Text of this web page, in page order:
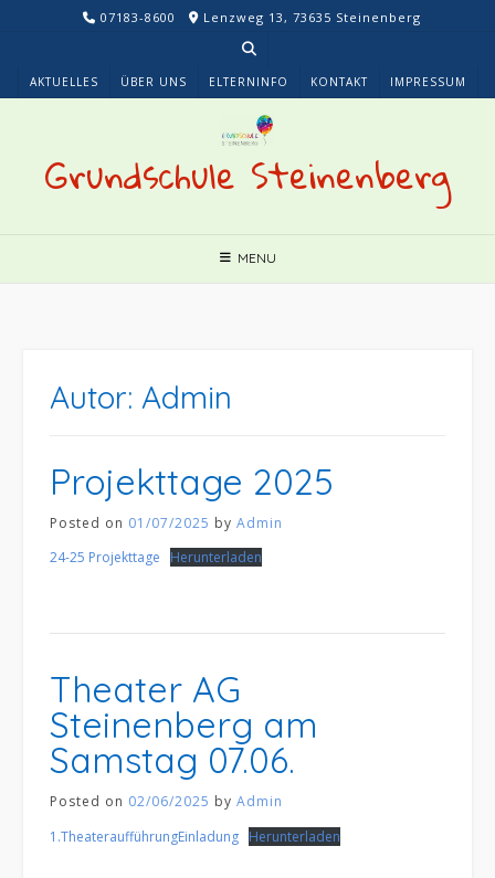
07183-8600 Lenzweg 13, 73635 Steinenberg
AKTUELLES ÜBER UNS ELTERNINFO KONTAKT IMPRESSUM
Grundschule Steinenberg
MENU
Autor: Admin
Projekttage 2025
Posted on 01/07/2025 by Admin
24-25 Projekttage
Herunterladen
Theater AG
Steinenberg am
Samstag 07.06.
Posted on 02/06/2025 by Admin
1.TheateraufführungEinladung Herunterladen